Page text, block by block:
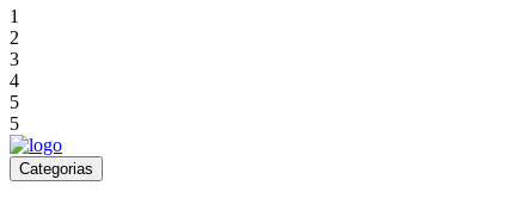
1
2
3
4
5
5
Categorias